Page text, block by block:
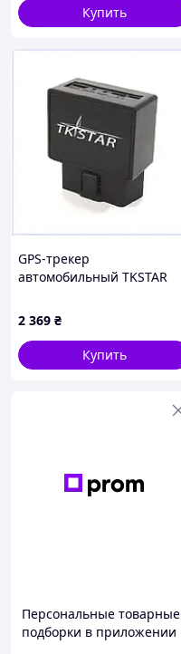
Купить
GPS-трекер
автомобильный TKSTAR
(2801163577), 90256EBE33
2 369 ₴
Купить
Персональные товарные
подборки в приложении